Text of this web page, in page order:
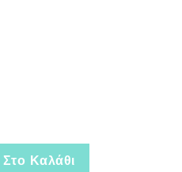
Καλάθι